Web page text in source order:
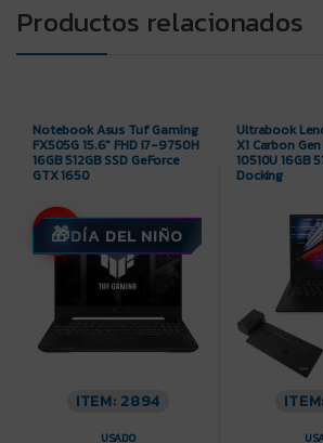
Productos relacionados
Notebook Asus Tuf Gaming
FX505G 15.6″ FHD i7-9750H
16GB 512GB SSD GeForce
GTX 1650
-9%DÍA DEL NIÑO
ITEM: 2894
USADO
Ultrabook
X1 Carbon
10510U 16GB
Docking